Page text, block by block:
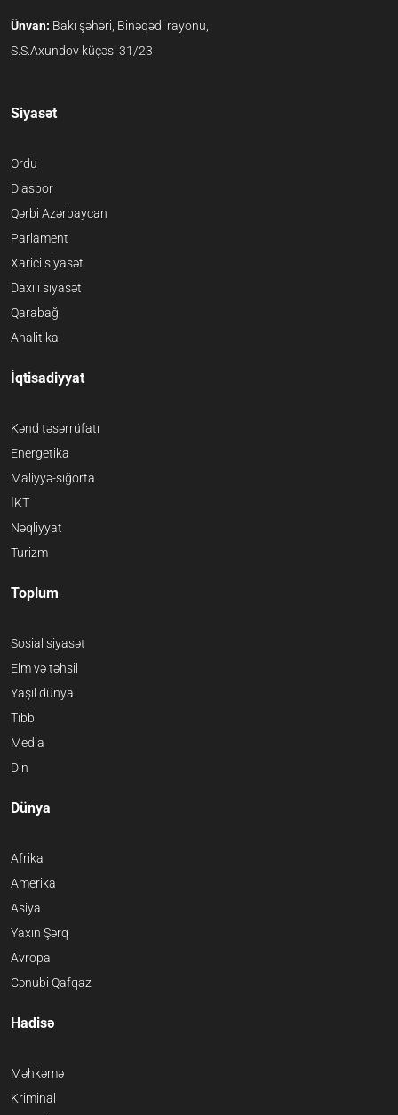
Ünvan: Bakı şəhəri, Binəqədi rayonu,
S.S.Axundov küçəsi 31/23
Siyasət
Ordu
Diaspor
Qərbi Azərbaycan
Parlament
Xarici siyasət
Daxili siyasət
Qarabağ
Analitika
İqtisadiyyat
Kənd təsərrüfatı
Energetika
Maliyyə-sığorta
İKT
Nəqliyyat
Turizm
Toplum
Sosial siyasət
Elm və təhsil
Yaşıl dünya
Tibb
Media
Din
Dünya
Afrika
Amerika
Asiya
Yaxın Şərq
Avropa
Cənubi Qafqaz
Hadisə
Məhkəmə
Kriminal